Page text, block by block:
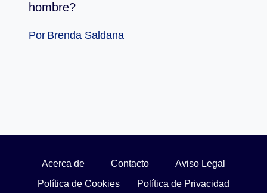
hombre?
Por Brenda Saldana
Acerca de Contacto Aviso Legal
Política de Cookies Política de Privacidad